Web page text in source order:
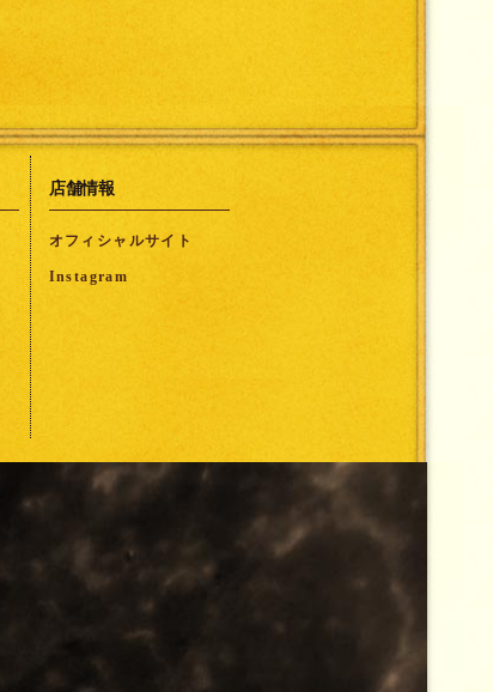
店舗情報
オフィシャルサイト
Instagram